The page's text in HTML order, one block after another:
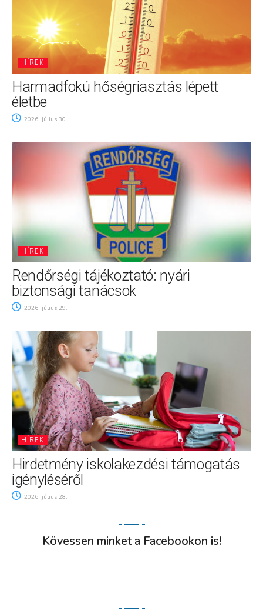
HÍREK
Harmadfokú hőségriasztás lépett
életbe
2026. július 30.
HÍREK
Rendőrségi tájékoztató: nyári
biztonsági tanácsok
2026. július 29.
HÍREK
Hirdetmény iskolakezdési támogatás
igényléséről
2026. július 28.
Kövessen minket a Facebookon is!